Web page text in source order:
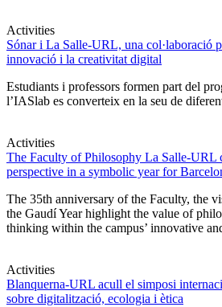
Activities
Sónar i La Salle-URL, una col·laboració
innovació i la creativitat digital
Estudiants i professors formen part del
l’IASlab es converteix en la seu de
Activities
The Faculty of Philosophy La Salle-URL
perspective in a symbolic year for
The 35th anniversary of the Faculty, the
the Gaudí Year highlight the value of
thinking within the campus’ innovative
Activities
Blanquerna-URL acull el simposi
sobre digitalització, ecologia i ètica